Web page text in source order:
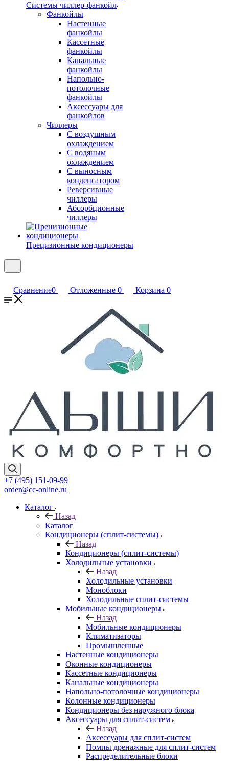
Системы чиллер-фанкойл
Фанкойлы
Настенные
фанкойлы
Кассетные
фанкойлы
Канальные
фанкойлы
Напольно-
потолочные
фанкойлы
Аксессуары для
фанкойлов
Чиллеры
С воздушным
охлаждением
С водяным
охлаждением
С выносным
конденсатором
Реверсивные
чиллеры
Абсорбционные
чиллеры
Прецизионные кондиционеры
Сравнение0 Отложенные 0 Корзина 0
+7 (495) 151-09-99
order@cc-online.ru
Каталог
Назад
Каталог
Кондиционеры (сплит-системы)
Назад
Кондиционеры (сплит-системы)
Холодильные установки
Назад
Холодильные установки
Моноблоки
Холодильные сплит-системы
Мобильные кондиционеры
Назад
Мобильные кондиционеры
Климатизаторы
Промышленные
Настенные кондиционеры
Оконные кондиционеры
Кассетные кондиционеры
Канальные кондиционеры
Напольно-потолочные кондиционеры
Колонные кондиционеры
Кондиционеры без наружного блока
Аксессуары для сплит-систем
Назад
Аксессуары для сплит-систем
Помпы дренажные для сплит-систем
Распределительные блоки